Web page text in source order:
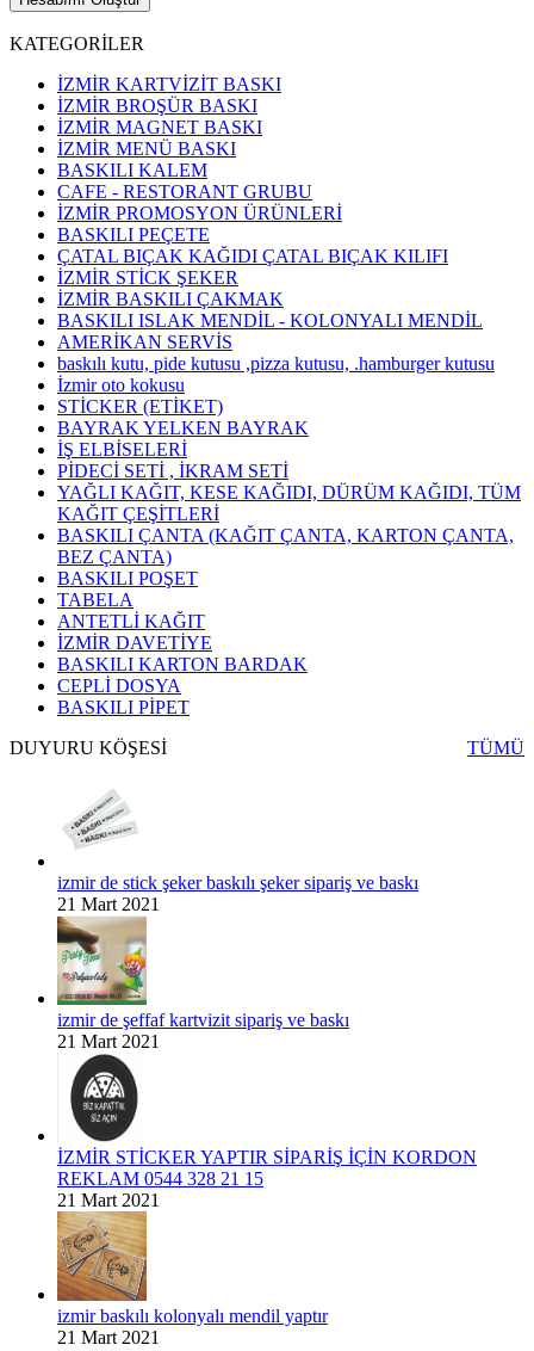
KATEGORİLER
İZMİR KARTVİZİT BASKI
İZMİR BROŞÜR BASKI
İZMİR MAGNET BASKI
İZMİR MENÜ BASKI
BASKILI KALEM
CAFE - RESTORANT GRUBU
İZMİR PROMOSYON ÜRÜNLERİ
BASKILI PEÇETE
ÇATAL BIÇAK KAĞIDI ÇATAL BIÇAK KILIFI
İZMİR STİCK ŞEKER
İZMİR BASKILI ÇAKMAK
BASKILI ISLAK MENDİL - KOLONYALI MENDİL
AMERİKAN SERVİS
baskılı kutu, pide kutusu ,pizza kutusu, .hamburger kutusu
İzmir oto kokusu
STİCKER (ETİKET)
BAYRAK YELKEN BAYRAK
İŞ ELBİSELERİ
PİDECİ SETİ , İKRAM SETİ
YAĞLI KAĞIT, KESE KAĞIDI, DÜRÜM KAĞIDI, TÜM
KAĞIT ÇEŞİTLERİ
BASKILI ÇANTA (KAĞIT ÇANTA, KARTON ÇANTA,
BEZ ÇANTA)
BASKILI POŞET
TABELA
ANTETLİ KAĞIT
İZMİR DAVETİYE
BASKILI KARTON BARDAK
CEPLİ DOSYA
BASKILI PİPET
DUYURU KÖŞESİ
TÜMÜ
izmir de stick şeker baskılı şeker sipariş ve baskı
21 Mart 2021
izmir de şeffaf kartvizit sipariş ve baskı
21 Mart 2021
İZMİR STİCKER YAPTIR SİPARİŞ İÇİN KORDON
REKLAM 0544 328 21 15
21 Mart 2021
izmir baskılı kolonyalı mendil yaptır
21 Mart 2021